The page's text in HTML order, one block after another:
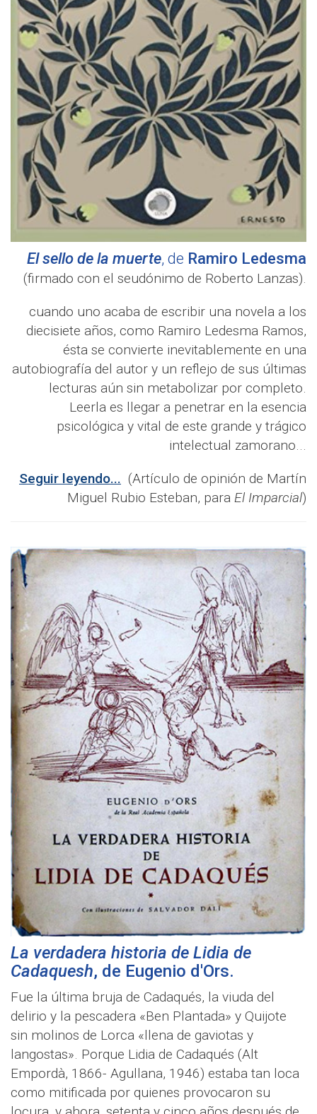
El sello de la muerte, de Ramiro Ledesma
(firmado con el seudónimo de Roberto Lanzas).
cuando uno acaba de escribir una novela a los
diecisiete años, como Ramiro Ledesma Ramos,
ésta se convierte inevitablemente en una
autobiografía del autor y un reflejo de sus últimas
lecturas aún sin metabolizar por completo.
Leerla es llegar a penetrar en la esencia
psicológica y vital de este grande y trágico
intelectual zamorano...
Seguir leyendo... (Artículo de opinión de Martín
Miguel Rubio Esteban, para El Imparcial)
La verdadera historia de Lidia de
Cadaquesh, de Eugenio d'Ors.
Fue la última bruja de Cadaqués, la viuda del
delirio y la pescadera «Ben Plantada» y Quijote
sin molinos de Lorca «llena de gaviotas y
langostas». Porque Lidia de Cadaqués (Alt
Empordà, 1866- Agullana, 1946) estaba tan loca
como mitificada por quienes provocaron su